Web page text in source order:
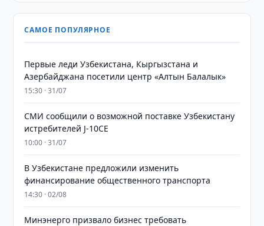
САМОЕ ПОПУЛЯРНОЕ
Первые леди Узбекистана, Кыргызстана и
Азербайджана посетили центр «Алтын Балалык»
15:30 · 31/07
СМИ сообщили о возможной поставке Узбекистану
истребителей J-10CE
10:00 · 31/07
В Узбекистане предложили изменить
финансирование общественного транспорта
14:30 · 02/08
Минэнерго призвало бизнес требовать